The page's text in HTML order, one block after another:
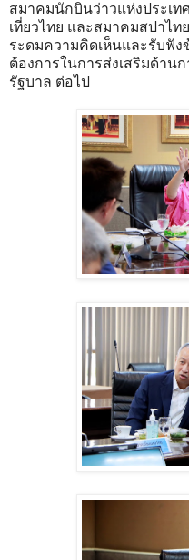
สมาคมนักบินว่าวแห่งประเท
เที่ยวไทย และสมาคมสปาไ
ระดมความคิดเห็นและรับฟั
ต้องการในการส่งเสริมด้าน
รัฐบาล ต่อไป